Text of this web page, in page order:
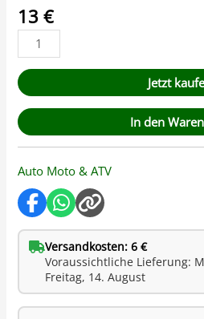
Bewertet
mit5.00
von 5,
basierend
1
13€
Jetzt
In den
Auto Moto & ATV
Versandkosten: 6 €
Voraussichtliche Lieferung:
Freitag, 14. August